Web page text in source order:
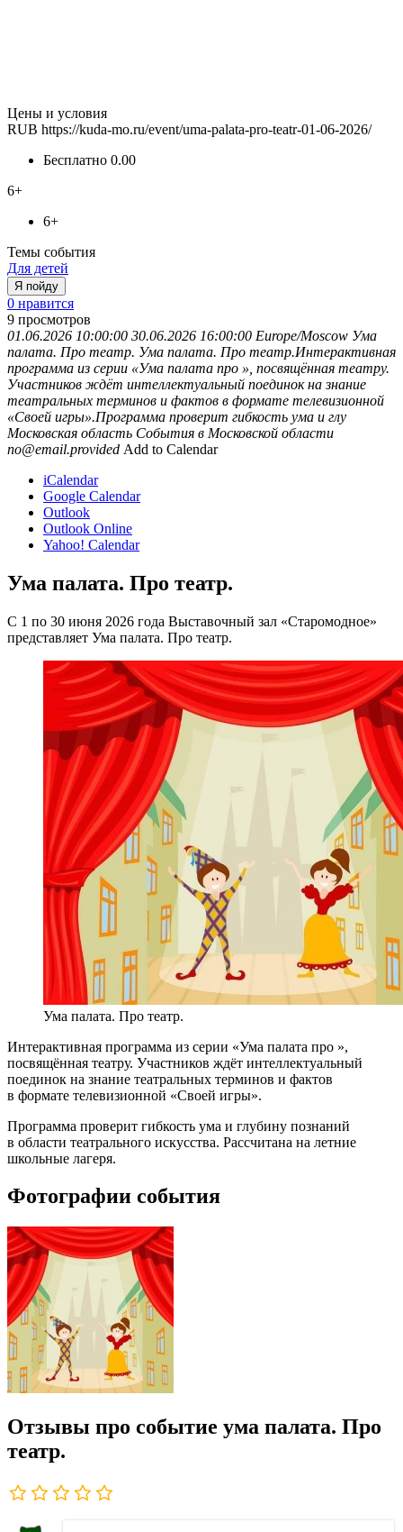
Цены и условия
RUB https://kuda-mo.ru/event/uma-palata-pro-teatr-01-06-2026/
Бесплатно 0.00
6+
6+
Темы события
Для детей
Я пойду
0 нравится
9 просмотров
01.06.2026 10:00:00 30.06.2026 16:00:00 Europe/Moscow Ума
палата. Про театр. Ума палата. Про театр.Интерактивная
программа из серии «Ума палата про », посвящённая театру.
Участников ждёт интеллектуальный поединок на знание
театральных терминов и фактов в формате телевизионной
«Своей игры».Программа проверит гибкость ума и глу
Московская область События в Московской области
no@email.provided Add to Calendar
iCalendar
Google Calendar
Outlook
Outlook Online
Yahoo! Calendar
Ума палата. Про театр.
С 1 по 30 июня 2026 года Выставочный зал «Старомодное»
представляет Ума палата. Про театр.
Ума палата. Про театр.
Интерактивная программа из серии «Ума палата про »,
посвящённая театру. Участников ждёт интеллектуальный
поединок на знание театральных терминов и фактов
в формате телевизионной «Своей игры».
Программа проверит гибкость ума и глубину познаний
в области театрального искусства. Рассчитана на летние
школьные лагеря.
Фотографии события
Отзывы про событие ума палата. Про
театр.